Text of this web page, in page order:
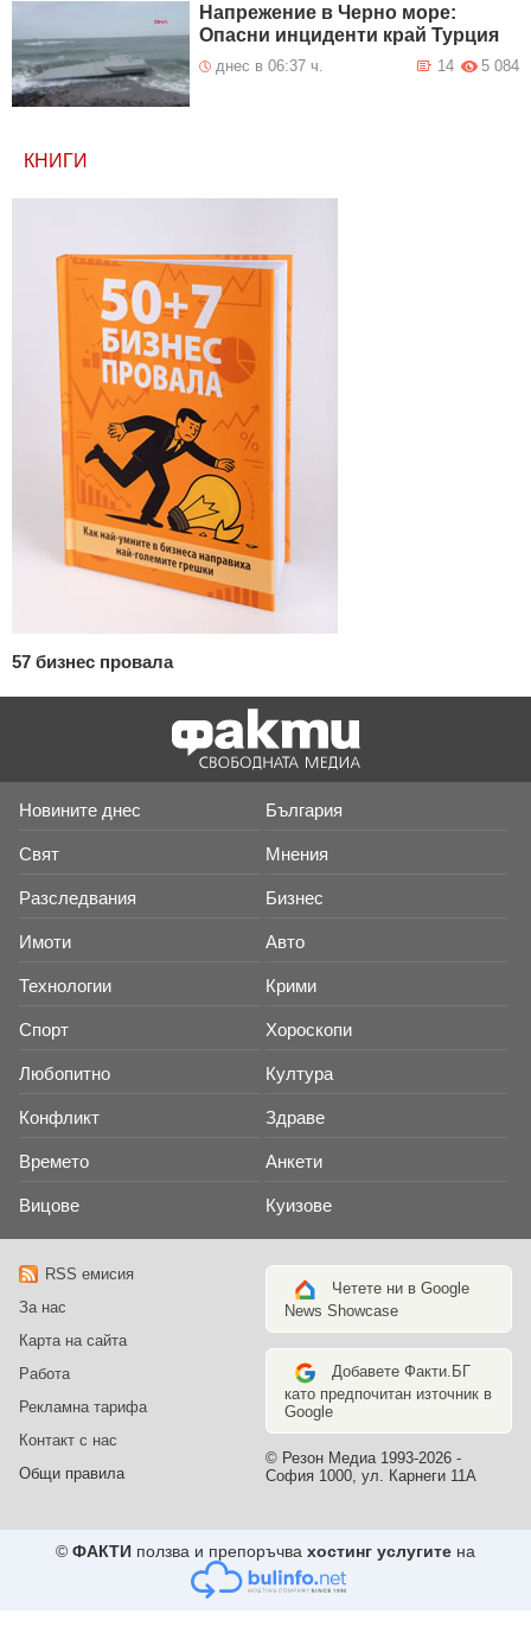
Напрежение в Черно море:
Опасни инциденти край Турция
днес в 06:37 ч. 5 084
14
КНИГИ
57 бизнес провала
Новините днес България
Свят Мнения
Разследвания Бизнес
Имоти Авто
Технологии Крими
Спорт Хороскопи
Любопитно Култура
Конфликт Здраве
Времето Анкети
Вицове Куизове
RSS емисия
За нас
Карта на сайта
Работа
Рекламна тарифа
Контакт с нас
Общи правила
Четете ни в Google
News Showcase
Добавете Факти.БГ
като предпочитан източник в
Google
© Резон Медиа 1993-2026 -
София 1000, ул. Карнеги 11А
© ФАКТИ ползва и препоръчва хостинг услугите на